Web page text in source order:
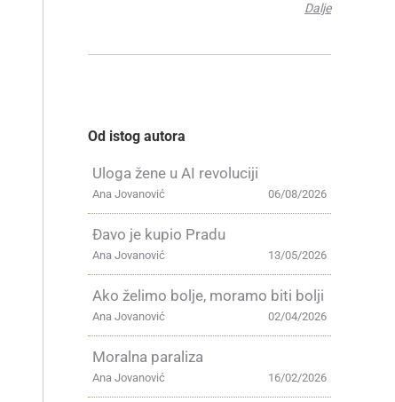
Dalje
Od istog autora
Uloga žene u AI revoluciji
06/08/2026
Ana Jovanović
Đavo je kupio Pradu
13/05/2026
Ana Jovanović
Ako želimo bolje, moramo biti bolji
02/04/2026
Ana Jovanović
Moralna paraliza
16/02/2026
Ana Jovanović